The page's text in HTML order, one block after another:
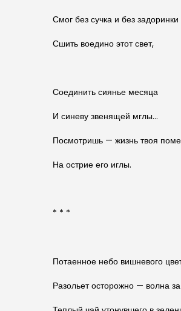
Смог без сучка и без задоринки
Сшить воедино этот свет,
Соединить сиянье месяца
И синеву звенящей мглы…
Посмотришь — жизнь твоя
На острие его иглы.
* * *
Потаенное небо вишневого
Разольет осторожно — волна